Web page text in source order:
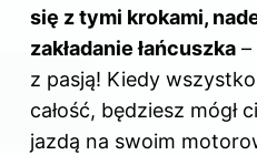
się z tymi krokami,
zakładanie łańcuszka
z pasją! Kiedy
całość, będziesz mógł
jazdą na swoim